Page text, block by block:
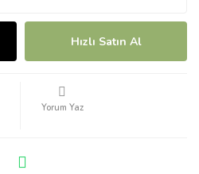
Hızlı Satın Al
Yorum Yaz